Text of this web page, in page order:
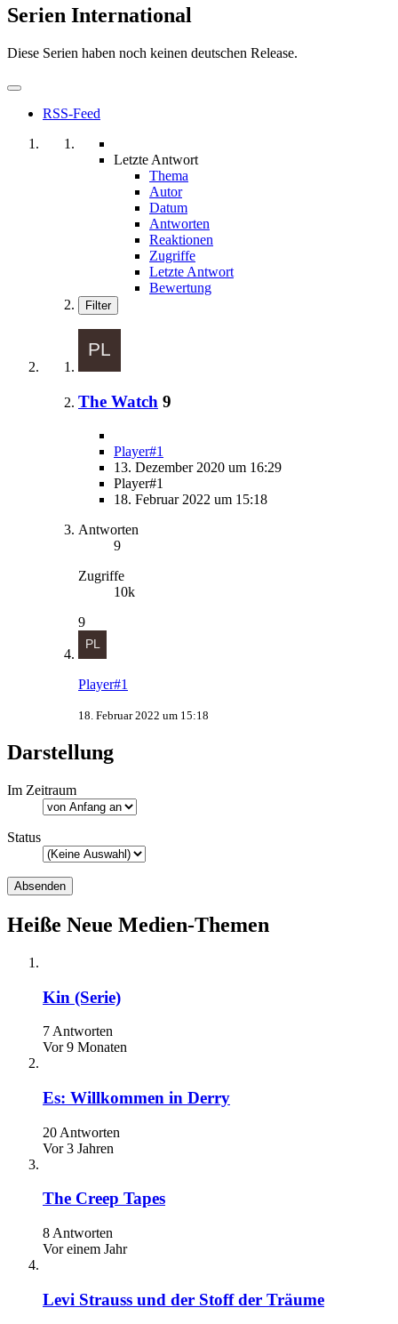
Serien International
Diese Serien haben noch keinen deutschen Release.
RSS-Feed
Letzte Antwort
Thema
Autor
Datum
Antworten
Reaktionen
Zugriffe
Letzte Antwort
Bewertung
Filter
The Watch 9
Player#1
13. Dezember 2020 um 16:29
Player#1
18. Februar 2022 um 15:18
Antworten
9
Zugriffe
10k
9
Player#1
18. Februar 2022 um 15:18
Darstellung
Im Zeitraum
Status
Heiße Neue Medien-Themen
Kin (Serie)
7 Antworten
Vor 9 Monaten
Es: Willkommen in Derry
20 Antworten
Vor 3 Jahren
The Creep Tapes
8 Antworten
Vor einem Jahr
Levi Strauss und der Stoff der Träume